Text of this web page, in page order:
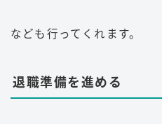
なども行ってくれます。
退職準備を進める